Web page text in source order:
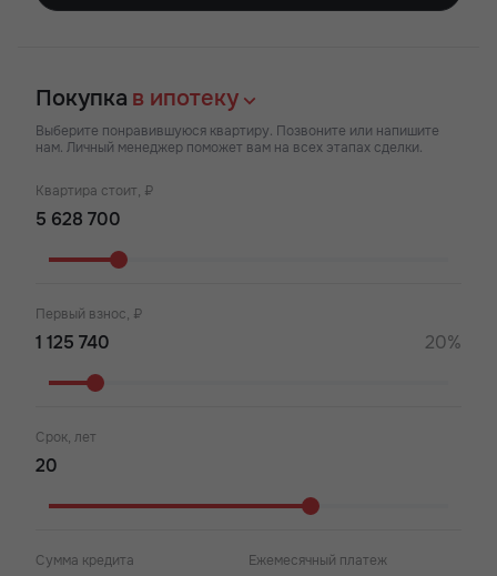
Покупка в ипотеку
Выберите понравившуюся квартиру. Позвоните или напишите
нам. Личный менеджер поможет вам на всех этапах сделки.
Квартира стоит, ₽
Первый взнос, ₽
20%
Срок, лет
Сумма кредита Ежемесячный платеж